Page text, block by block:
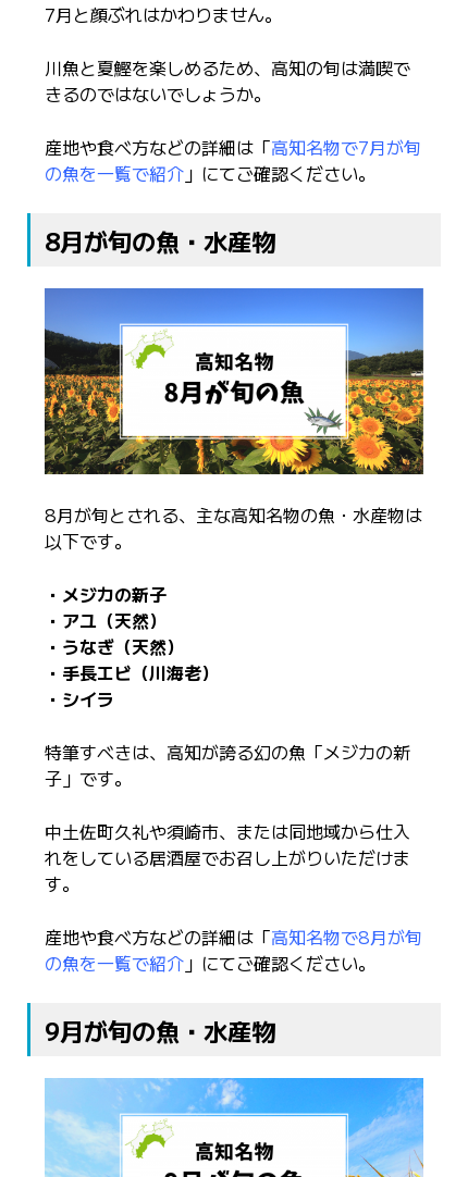
7月と顔ぶれはかわりません。
川魚と夏鰹を楽しめるため、高知の旬は満喫で
きるのではないでしょうか。
産地や食べ方などの詳細は「高知名物で7月が旬
の魚を一覧で紹介 」にてご確認ください。
8月が旬の魚・水産物
8月が旬とされる、主な高知名物の魚・水産物は
以下です。
・メジカの新子
・アユ（天然）
・うなぎ（天然）
・手長エビ（川海老）
・シイラ
特筆すべきは、高知が誇る幻の魚「メジカの新
子」です。
中土佐町久礼や須崎市、または同地域から仕入
れをしている居酒屋でお召し上がりいただけま
す。
産地や食べ方などの詳細は「高知名物で8月が旬
の魚を一覧で紹介 」にてご確認ください。
9月が旬の魚・水産物